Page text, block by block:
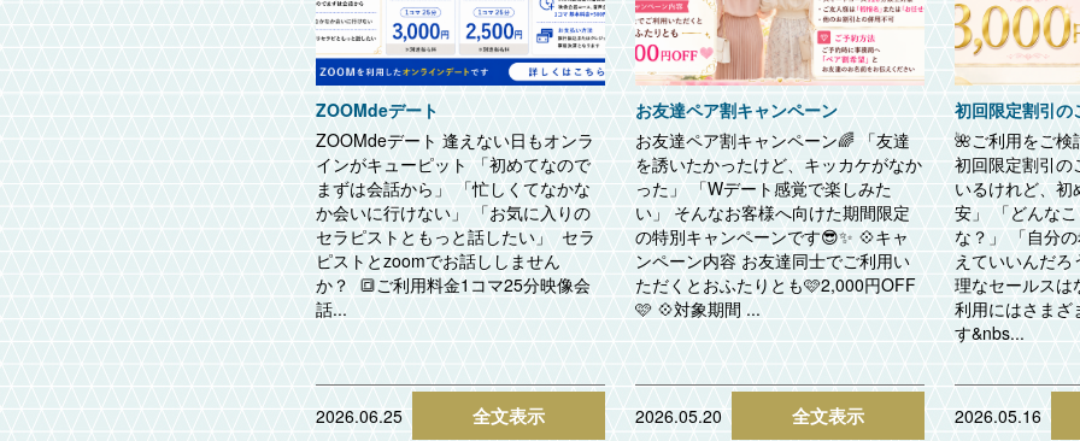
ZOOMdeデート
ZOOMdeデート 逢えない日もオンラ
インがキューピット 「初めてなので
まずは会話から」 「忙しくてなかな
か会いに行けない」 「お気に入りの
セラピストともっと話したい」 セラ
ピストとzoomでお話ししません
か？ 🔳ご利用料金1コマ25分映像会
話...
2026.06.25 全文表示
お友達ペア割キャンペーン
お友達ペア割キャンペーン🌈 「友達
を誘いたかったけど、キッカケがなか
った」 「Wデート感覚で楽しみた
い」 そんなお客様へ向けた期間限定
の特別キャンペーンです😎✨ 💠キャ
ンペーン内容 お友達同士でご利用い
ただくとおふたりとも🩷2,000円OFF
🩷 💠対象期間 ...
2026.05.20 全文表示
初回限定割引の
🌺ご利用をご検
初回限定割引の
いるけれど、初
安」 「どんな
な？」 「自分
えていいんだろ
理なセールスは
利用にはさまざ
す&nbs...
2026.05.16